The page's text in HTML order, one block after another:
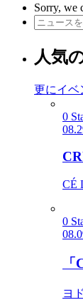
Sorry, we
人気
更にイベ
0
CÉ
0
ヨ